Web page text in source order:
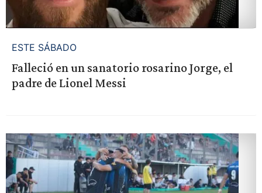
ESTE SÁBADO
Falleció en un sanatorio rosarino Jorge, el
padre de Lionel Messi